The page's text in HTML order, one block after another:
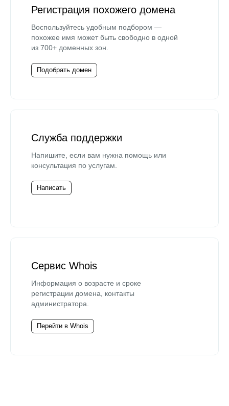
Регистрация похожего домена
Воспользуйтесь удобным подбором —
похожее имя может быть свободно в одной
из 700+ доменных зон.
Подобрать домен
Служба поддержки
Напишите, если вам нужна помощь или
консультация по услугам.
Написать
Сервис Whois
Информация о возрасте и сроке
регистрации домена, контакты
администратора.
Перейти в Whois